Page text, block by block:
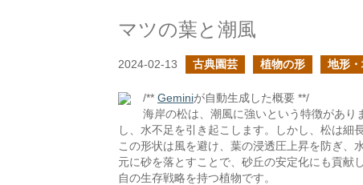
マツの葉と潮風
2024-02-13 古典園芸 植物の形 地形
/** Geminiが自動生成した概要 **/
海岸の松は、潮風に強いという特徴があ
し、水不足を引き起こします。しかし、松は細
この形状は風を避け、葉の浸透圧上昇を防ぎ、
元に砂を落とすことで、砂丘の安定化にも貢献
自の生存戦略を持つ植物です。